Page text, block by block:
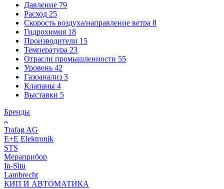
Давление 79
Расход 25
Скорость воздуха/направление ветра 8
Гидрохимия 18
Производители 15
Температура 23
Отрасли промышленности 55
Уровень 42
Газоанализ 3
Клапаны 4
Выставки 5
Бренды
Trafag AG
E+E Elektronik
STS
Мераприбор
In-Situ
Lambrecht
КИП И АВТОМАТИКА